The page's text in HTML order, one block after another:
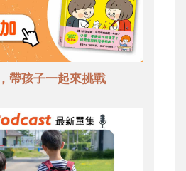
帶孩子一起來挑戰